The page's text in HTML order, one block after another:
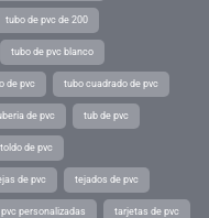
tubo de pvc de 200
tubo de pvc blanco
de pvc tubo cuadrado de pvc
de pvc tub de pvc
toldo de pvc
de pvc tejados de pvc
personalizadas tarjetas de pvc